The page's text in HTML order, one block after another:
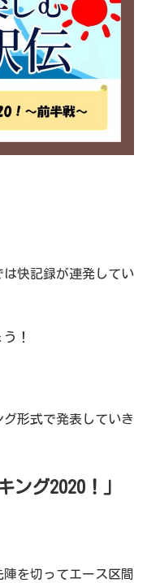
快記録が連発してい
！
形式で発表していき
ング2020！」
を切ってエース区間